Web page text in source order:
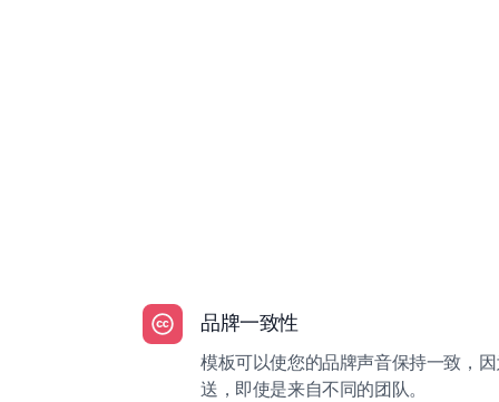
品牌一致性
模板可以使您的品牌声音保持一致，
送，即使是来自不同的团队。